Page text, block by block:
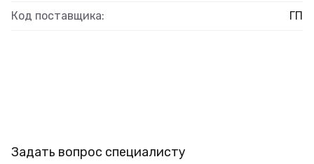
Код поставщика: ГП
Задать вопрос специалисту